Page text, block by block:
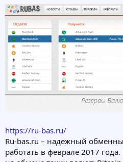
https://ru-bas.ru/
Ru-bas.ru – надежный
работать в феврале 2017